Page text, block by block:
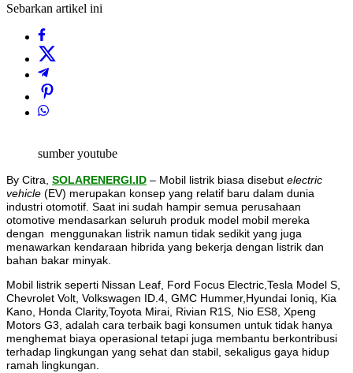
Sebarkan artikel ini
sumber youtube
By Citra, SOLARENERGI.ID – Mobil listrik biasa disebut electric
vehicle (EV) merupakan konsep yang relatif baru dalam dunia
industri otomotif. Saat ini sudah hampir semua perusahaan
otomotive mendasarkan seluruh produk model mobil mereka
dengan menggunakan listrik namun tidak sedikit yang juga
menawarkan kendaraan hibrida yang bekerja dengan listrik dan
bahan bakar minyak.
Mobil listrik seperti Nissan Leaf, Ford Focus Electric,Tesla Model S,
Chevrolet Volt, Volkswagen ID.4, GMC Hummer,Hyundai Ioniq, Kia
Kano, Honda Clarity,Toyota Mirai, Rivian R1S, Nio ES8, Xpeng
Motors G3, adalah cara terbaik bagi konsumen untuk tidak hanya
menghemat biaya operasional tetapi juga membantu berkontribusi
terhadap lingkungan yang sehat dan stabil, sekaligus gaya hidup
ramah lingkungan.